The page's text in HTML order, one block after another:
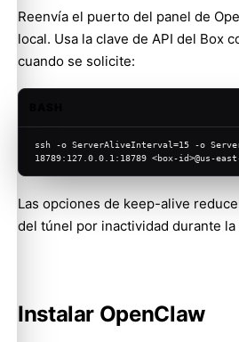
Reenvía el puerto del panel de
local. Usa la clave de API del Box
cuando se solicite:
ssh -o ServerAliveInterval=15 -o
18789:127.0.0.1:18789 <box-id>@us-
Las opciones de keep-alive
del túnel por inactividad durante
Instalar OpenClaw